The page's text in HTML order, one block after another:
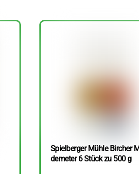
Spielberger Mühle Bircher
demeter 6 Stück zu 500 g